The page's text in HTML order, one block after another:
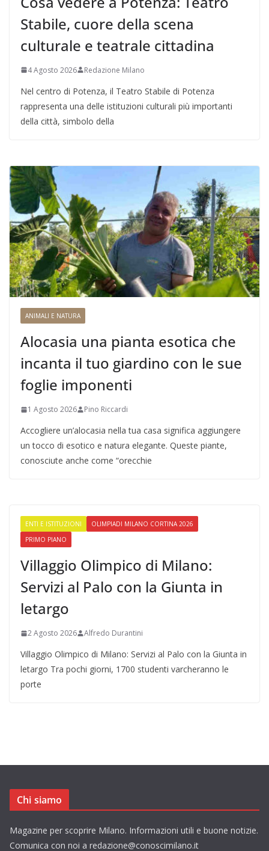
Stabile, cuore della scena
culturale e teatrale cittadina
4 Agosto 2026 Redazione Milano
Nel centro di Potenza, il Teatro Stabile di Potenza
rappresenta una delle istituzioni culturali più importanti
della città, simbolo della
ANIMALI E NATURA
Alocasia una pianta esotica che
incanta il tuo giardino con le sue
foglie imponenti
1 Agosto 2026 Pino Riccardi
Accogliere un’alocasia nella tua casa significa aggiungere
un tocco di esotico e natura elegante. Queste piante,
conosciute anche come “orecchie
ENTI E ISTITUZIONI
OLIMPIADI MILANO CORTINA 2026
PRIMO PIANO
Villaggio Olimpico di Milano:
Servizi al Palo con la Giunta in
letargo
2 Agosto 2026 Alfredo Durantini
Villaggio Olimpico di Milano: Servizi al Palo con la Giunta in
letargo Tra pochi giorni, 1700 studenti varcheranno le
porte
Chi siamo
Magazine per scoprire Milano. Informazioni utili e buone notizie.
Comunica con noi a redazione@conoscimilano.it